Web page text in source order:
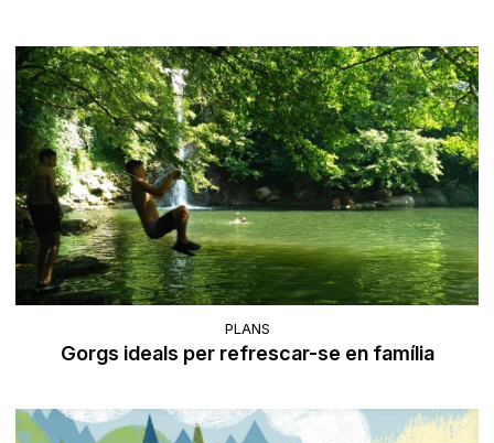
PLANS
Gorgs ideals per refrescar-se en família